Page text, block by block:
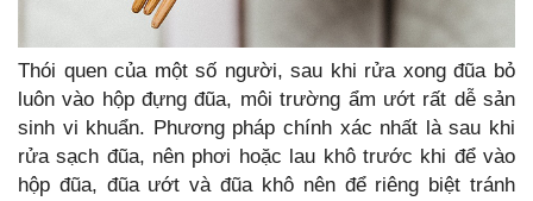
Thói quen của một số người, sau khi rửa xong đũa bỏ
luôn vào hộp đựng đũa, môi trường ẩm ướt rất dễ sản
sinh vi khuẩn. Phương pháp chính xác nhất là sau khi
rửa sạch đũa, nên phơi hoặc lau khô trước khi để vào
hộp đũa, đũa ướt và đũa khô nên để riêng biệt tránh